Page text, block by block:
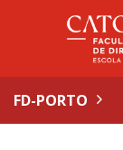
FD-PORTO